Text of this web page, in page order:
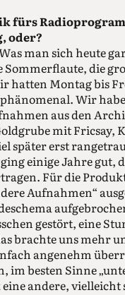
fürs
oder?
man sich heute
Sommerflaute, die
hatten Montag bis
Wir
aus den
mit Fricsay,
erst
einige Jahre gut,
Für die
Aufnahmen“
gestört, eine
brachte uns mehr
angenehm
im besten Sinne
andere,